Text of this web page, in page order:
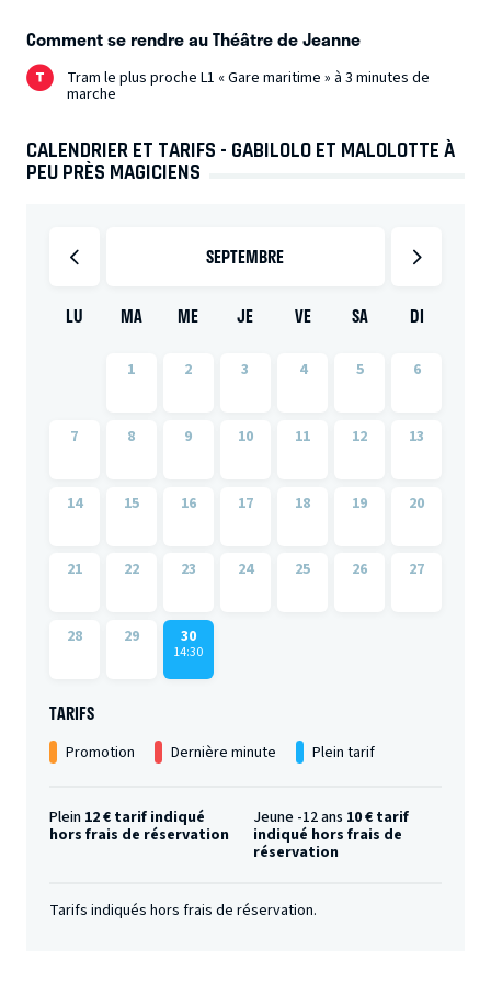
Comment se rendre au Théâtre de Jeanne
Tram le plus proche L1 « Gare maritime » à 3 minutes de
marche
CALENDRIER ET TARIFS - GABILOLO ET MALOLOTTE À
PEU PRÈS MAGICIENS
SEPTEMBRE
LU MA ME JE VE SA DI
1 2 3 4 5 6
7 8 9 10 11 12 13
14 15 16 17 18 19 20
21 22 23 24 25 26 27
28 29 30
14:30
TARIFS
Promotion Dernière minute Plein tarif
Plein 12 € tarif indiqué
hors frais de réservation
Jeune -12 ans 10 € tarif
indiqué hors frais de
réservation
Tarifs indiqués hors frais de réservation.